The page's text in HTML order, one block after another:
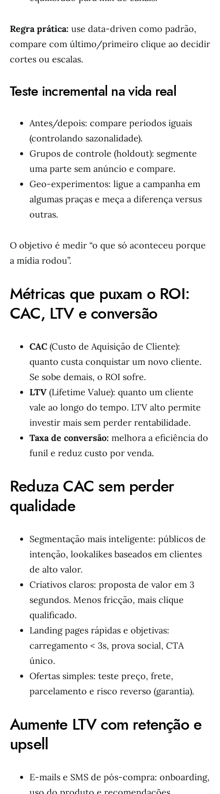
Regra prática: use data-driven como padrão,
compare com último/primeiro clique ao decidir
cortes ou escalas.
Teste incremental na vida real
Antes/depois: compare períodos iguais
(controlando sazonalidade).
Grupos de controle (holdout): segmente
uma parte sem anúncio e compare.
Geo-experimentos: ligue a campanha em
algumas praças e meça a diferença versus
outras.
O objetivo é medir “o que só aconteceu porque
a mídia rodou”.
Métricas que puxam o ROI:
CAC, LTV e conversão
CAC (Custo de Aquisição de Cliente):
quanto custa conquistar um novo cliente.
Se sobe demais, o ROI sofre.
LTV (Lifetime Value): quanto um cliente
vale ao longo do tempo. LTV alto permite
investir mais sem perder rentabilidade.
Taxa de conversão: melhora a eficiência do
funil e reduz custo por venda.
Reduza CAC sem perder
qualidade
Segmentação mais inteligente: públicos de
intenção, lookalikes baseados em clientes
de alto valor.
Criativos claros: proposta de valor em 3
segundos. Menos fricção, mais clique
qualificado.
Landing pages rápidas e objetivas:
carregamento < 3s, prova social, CTA
único.
Ofertas simples: teste preço, frete,
parcelamento e risco reverso (garantia).
Aumente LTV com retenção e
upsell
E-mails e SMS de pós-compra: onboarding,